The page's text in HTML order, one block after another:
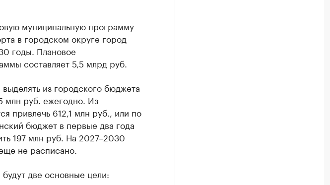
муниципальную программу
в городском округе город
годы. Плановое
составляет 5,5 млрд руб.
из городского бюджета
руб. ежегодно. Из
привлечь 612,1 млн руб., или по
бюджет в первые два года
197 млн руб. На 2027–2030
не расписано.
две основные цели: